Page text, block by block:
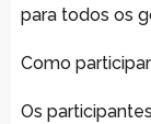
para todos os
Como
Os